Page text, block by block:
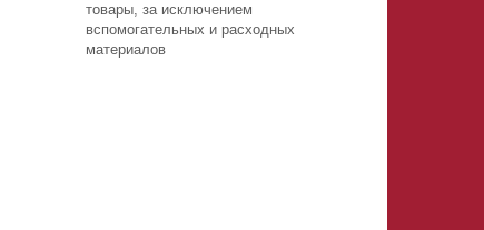
товары, за исключением
вспомогательных и расходных
материалов